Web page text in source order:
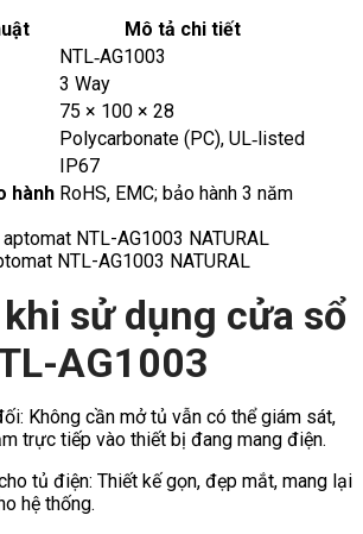
Mô tả chi tiết
NTL‑AG1003
3 Way
75 × 100 × 28
Polycarbonate (PC), UL‑listed
IP67
hành RoHS, EMC; bảo hành 3 năm
NTL-AG1003 NATURAL
sử dụng cửa sổ
AG1003
Không cần mở tủ vẫn có thể giám sát,
trực tiếp vào thiết bị đang mang điện.
tủ điện: Thiết kế gọn, đẹp mắt, mang lại
hệ thống.